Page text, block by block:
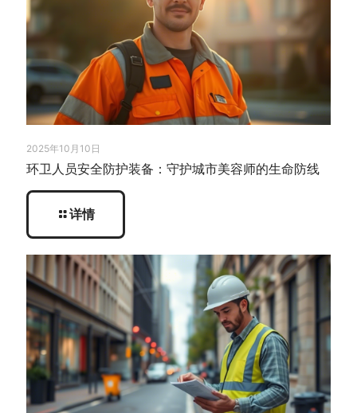
2025年10月10日
环卫人员安全防护装备：守护城市美容师的生命防线
详情